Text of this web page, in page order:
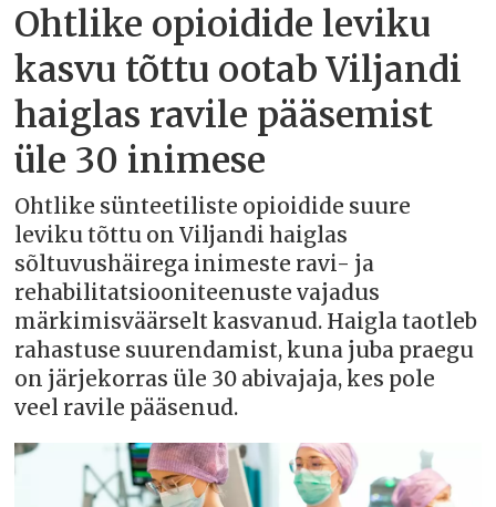
Ohtlike opioidide leviku
kasvu tõttu ootab Viljandi
haiglas ravile pääsemist
üle 30 inimese
Ohtlike sünteetiliste opioidide suure
leviku tõttu on Viljandi haiglas
sõltuvushäirega inimeste ravi- ja
rehabilitatsiooniteenuste vajadus
märkimisväärselt kasvanud. Haigla taotleb
rahastuse suurendamist, kuna juba praegu
on järjekorras üle 30 abivajaja, kes pole
veel ravile pääsenud.